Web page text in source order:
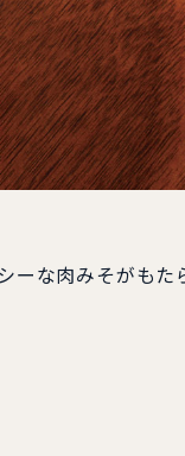
ーな肉みそがもた